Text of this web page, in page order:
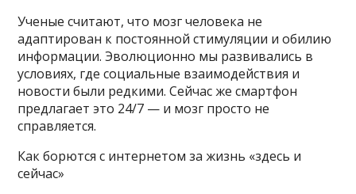
Ученые считают, что мозг человека не
адаптирован к постоянной стимуляции и обилию
информации. Эволюционно мы развивались в
условиях, где социальные взаимодействия и
новости были редкими. Сейчас же смартфон
предлагает это 24/7 — и мозг просто не
справляется.
Как борются с интернетом за жизнь «здесь и
сейчас»